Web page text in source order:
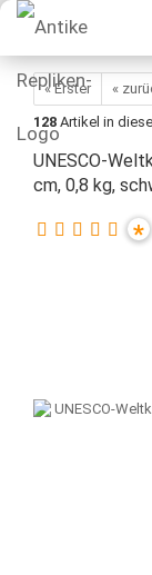
« Erster «
128 Artikel in
UNESCO-
cm, 0,8 kg,
*